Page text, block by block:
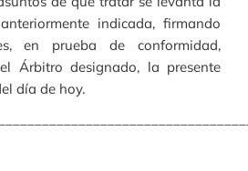
indicada, firmando
en prueba de conformidad,
Árbitro designado, la presente
día de hoy.